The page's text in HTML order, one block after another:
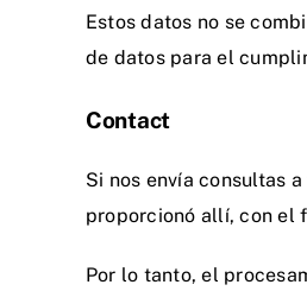
Estos datos no se
de datos para el
Contact
Si nos envía consultas
proporcionó allí, con el
Por lo tanto, el